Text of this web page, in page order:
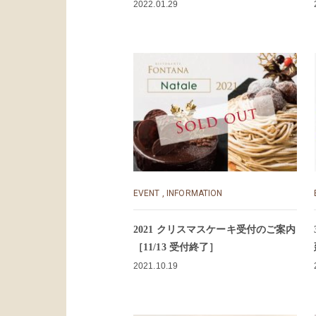
2022.01.29
EVENT , INFORMATION
2021 クリスマスケーキ受付のご案内
［11/13 受付終了］
2021.10.19